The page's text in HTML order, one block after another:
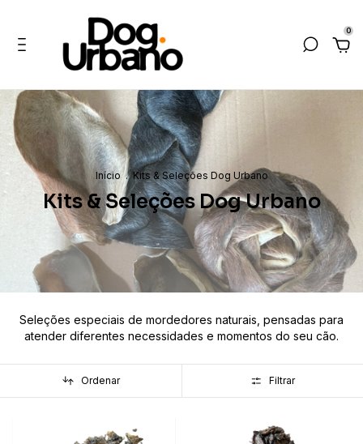
0
Início . Kits & Seleções Dog Urbano
Kits & Seleções Dog Urbano
Seleções especiais de mordedores naturais, pensadas para
atender diferentes necessidades e momentos do seu cão.
Ordenar Filtrar